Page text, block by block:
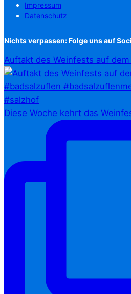
Impressum
Datenschutz
Nichts verpassen: Folge uns auf
Auftakt des Weinfests auf
Diese Woche kehrt das